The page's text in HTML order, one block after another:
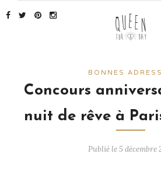
BONNES
Concours
nuit de rêve à
Publié le 5 décembre